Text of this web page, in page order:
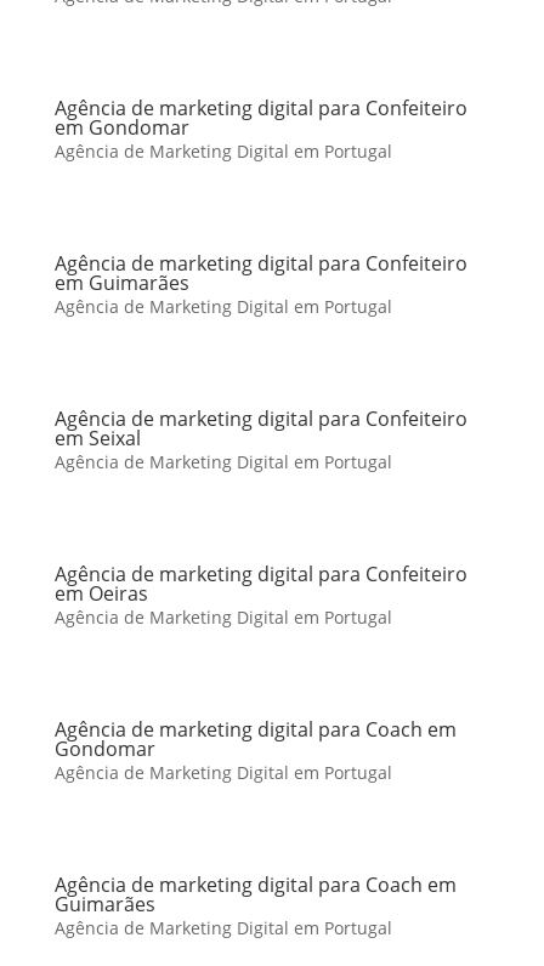
Agência de marketing digital para Confeiteiro
em Gondomar
Agência de Marketing Digital em Portugal
Agência de marketing digital para Confeiteiro
em Guimarães
Agência de Marketing Digital em Portugal
Agência de marketing digital para Confeiteiro
em Seixal
Agência de Marketing Digital em Portugal
Agência de marketing digital para Confeiteiro
em Oeiras
Agência de Marketing Digital em Portugal
Agência de marketing digital para Coach em
Gondomar
Agência de Marketing Digital em Portugal
Agência de marketing digital para Coach em
Guimarães
Agência de Marketing Digital em Portugal